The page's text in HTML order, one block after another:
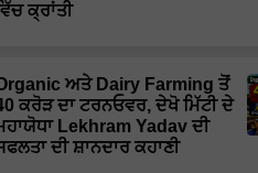
ਕ੍ਰਾਂਤੀ
ਅਤੇ Dairy Farming ਤੋਂ
ਕਰੋੜ ਦਾ ਟਰਨਓਵਰ, ਦੇਖੋ ਮਿੱਟੀ ਦੇ
Lekhram Yadav ਦੀ
ਦੀ ਸ਼ਾਨਦਾਰ ਕਹਾਣੀ